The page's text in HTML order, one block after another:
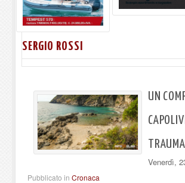
SERGIO ROSSI
UN
Venerdì,
Pubblicato in Cronaca